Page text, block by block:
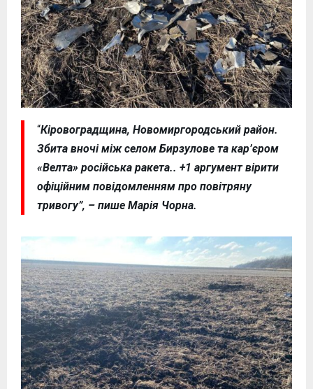
“Кіровоградщина, Новомиргородський район.
Збита вночі між селом Бирзулове та кар’єром
«Велта» російська ракета.. +1 аргумент вірити
офіційним повідомленням про повітряну
тривогу”, – пише Марія Чорна.